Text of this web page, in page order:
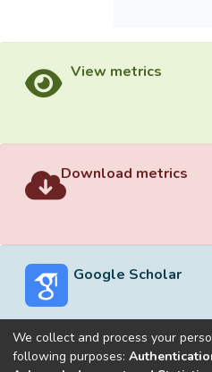
View metrics
Download metrics
Google Scholar
We collect and process your
following purposes: